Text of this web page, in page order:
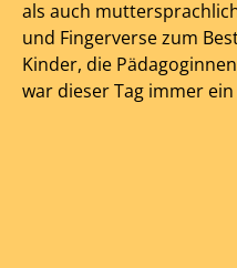
als auch
und Fingerverse zum
Kinder, die
war dieser Tag immer